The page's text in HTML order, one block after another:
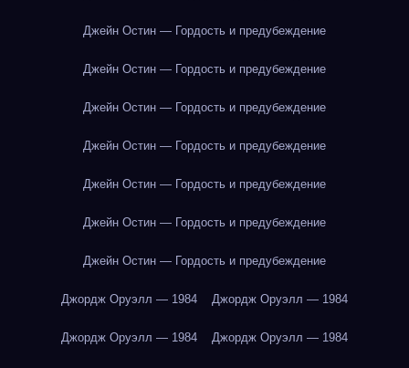
Джейн Остин — Гордость и предубеждение
Джейн Остин — Гордость и предубеждение
Джейн Остин — Гордость и предубеждение
Джейн Остин — Гордость и предубеждение
Джейн Остин — Гордость и предубеждение
Джейн Остин — Гордость и предубеждение
Джейн Остин — Гордость и предубеждение
Джордж Оруэлл — 1984 Джордж Оруэлл — 1984
Джордж Оруэлл — 1984 Джордж Оруэлл — 1984